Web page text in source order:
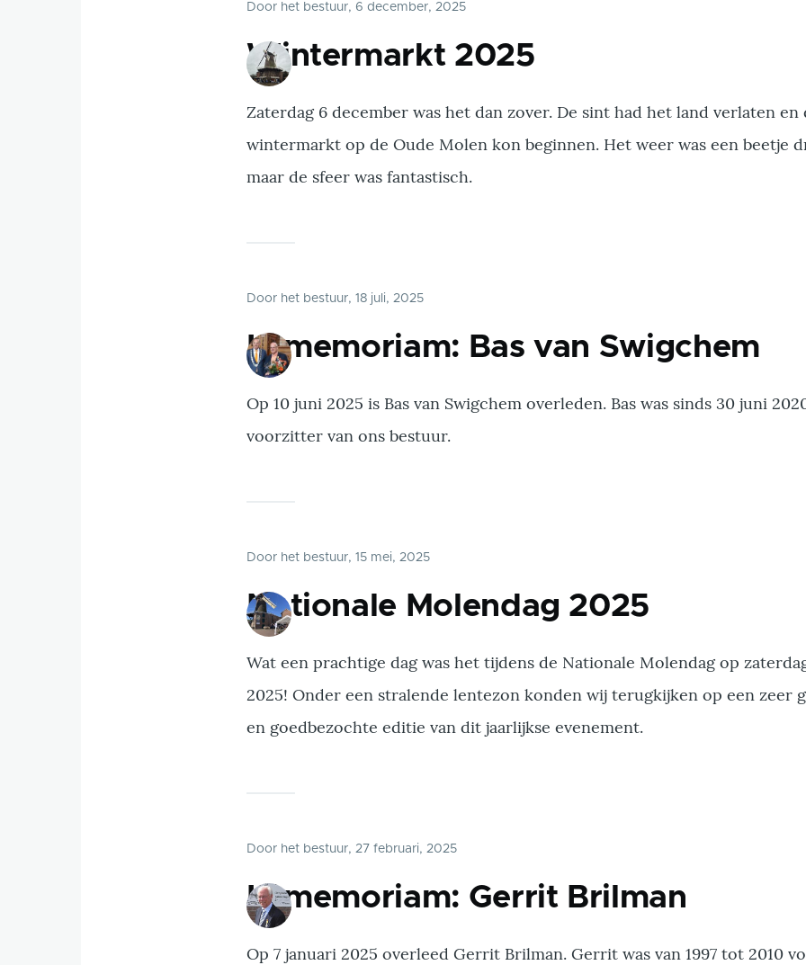
Door het bestuur, 6 december, 2025
Wintermarkt 2025
Zaterdag 6 december was het dan zover. De sint had het land verlaten en
wintermarkt op de Oude Molen kon beginnen. Het weer was een beetje
maar de sfeer was fantastisch.
Door het bestuur, 18 juli, 2025
In memoriam: Bas van Swigchem
Op 10 juni 2025 is Bas van Swigchem overleden. Bas was sinds 30 juni
voorzitter van ons bestuur.
Door het bestuur, 15 mei, 2025
Nationale Molendag 2025
Wat een prachtige dag was het tijdens de Nationale Molendag op
2025! Onder een stralende lentezon konden wij terugkijken op een zeer
en goedbezochte editie van dit jaarlijkse evenement.
Door het bestuur, 27 februari, 2025
In memoriam: Gerrit Brilman
Op 7 januari 2025 overleed Gerrit Brilman. Gerrit was van 1997 tot 2010